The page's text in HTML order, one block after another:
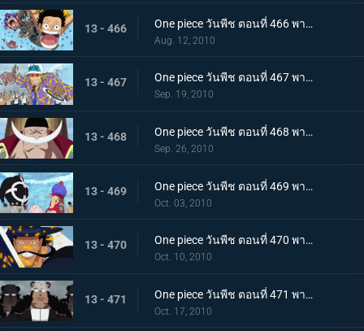
13 - 466 One piece วันพีช ตอนที่ 466 พากย์ไทย ทีมหมวกฟางมาถึงแล้ว! สนามรบเดือดถึงขีดสุด
Aug. 12, 2010
13 - 467 One piece วันพีช ตอนที่ 467 พากย์ไทย ถึงต้องตายก็จะช่วย การต่อสู้ของ ลูฟี่ กับ กองทัพเรือ เริ่มแล้ว
Sep. 19, 2010
13 - 468 One piece วันพีช ตอนที่ 468 พากย์ไทย สงครามยังคงดุเดือด! การต่อสู้ระหว่างผู้มีพลังพิเศษ
Sep. 26, 2010
13 - 469 One piece วันพีช ตอนที่ 469 พากย์ไทย เหตุผิดปกติที่เกิดจากคุมะ หมัดแห่งความโกรธของคุณอีวา
Oct. 03, 2010
13 - 470 One piece วันพีช ตอนที่ 470 พากย์ไทย สุดยอดนักดาบมิฮอว์ค คมดาบดำที่ฟาดใส่ลูฟี่
Oct. 10, 2010
13 - 471 One piece วันพีช ตอนที่ 471 พากย์ไทย เริ่มแผนทำลายล้าง อาณุภาพของกองทัพแปซิฟิสต้า
Oct. 17, 2010